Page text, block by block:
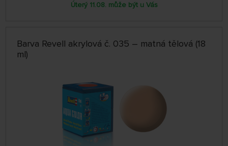
Úterý 11.08. může být u Vás
Barva Revell akrylová č. 035 – matná tělová (18
ml)